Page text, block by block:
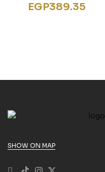
EGP389.35
SHOW ON MAP